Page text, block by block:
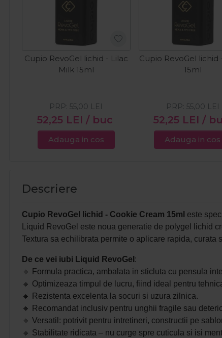
Cupio RevoGel lichid - Lilac
Milk 15ml
52,25 LEI / buc
PRP: 55,00 LEI
Adauga in cos
Cupio RevoGel lichid
15ml
52,25 LEI /
PRP: 55,00 LEI
Adauga in cos
Descriere
Cupio RevoGel lichid - Cookie Cream 15ml este
Liquid RevoGel este noua generatie de polygel lichid
Textura sa echilibrata permite o aplicare rapida,
De ce vei iubi Liquid RevoGel :
🔸 Formula practica, ambalata in sticluta cu pensula
🔸 Optimizeaza timpul de lucru, fiind ideal pentru
🔸
Rezistenta excelenta la socuri si uzura zilnica.
🔸
Recomandat inclusiv pentru unghii fragile sau
🔸 Versatil: potrivit pentru intretineri, constructii pe
🔸 Stabilitate ridicata – nu curge spre cuticula si isi